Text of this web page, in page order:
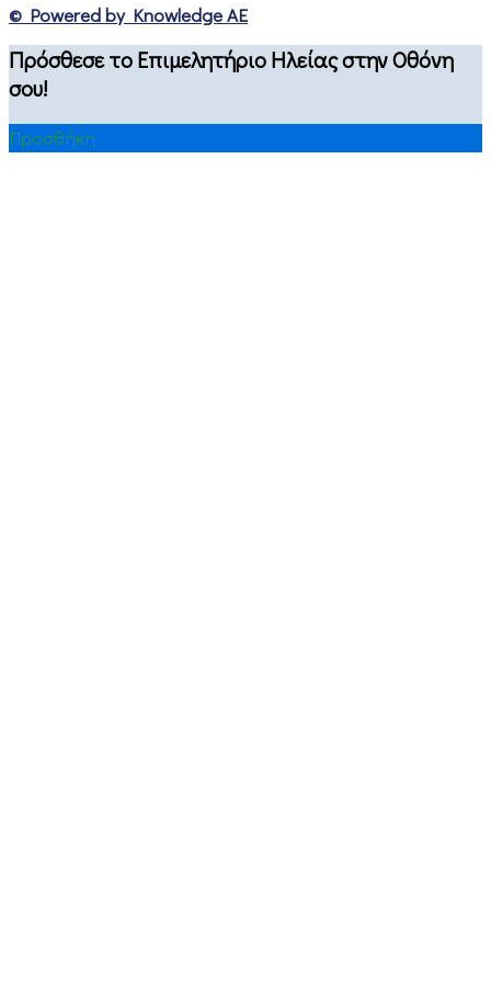
© Powered by Knowledge AE
Πρόσθεσε το Επιμελητήριο Ηλείας στην Οθόνη
σου!
Προσθήκη